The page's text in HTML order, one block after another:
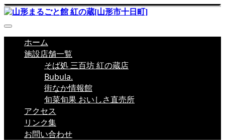
ホーム
施設店舗一覧
そば処 三百坊 紅の蔵店
Bubula.
街なか情報館
旬菜旬果 おいしさ直売所
アクセス
リンク集
お問い合わせ